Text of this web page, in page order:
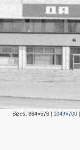
Sizes: 864×576| 1049×700|